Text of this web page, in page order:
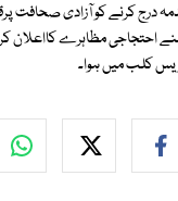
کرنے کو آزادی صحافت
احتجاجی مظاہرے کااعلان
کلب میں ہوا۔